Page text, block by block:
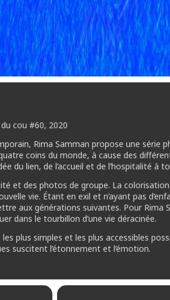
cou #60, 2020
Rima Samman propose une série
coins du monde, à cause des
du lien, de l’accueil et de l’hospitalité à
et des photos de groupe. La
vie. Étant en exil et n’ayant pas
aux générations suivantes. Pour Rima
dans le tourbillon d’une vie déracinée.
plus simples et les plus accessibles
suscitent l’étonnement et l’émotion.